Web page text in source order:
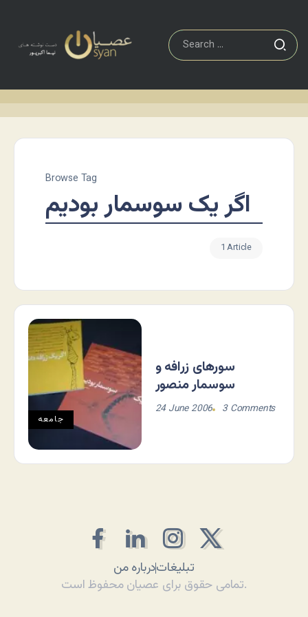
Browse Tag
اگر یک سوسمار بودیم
1 Article
جامعه
سورهای زرافه و
سوسمار منصور
24 June 2006 3 Comments
درباره منتبلیغات
تمامی حقوق برای عصیان محفوظ است.